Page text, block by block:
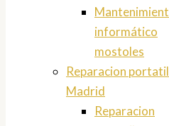
informático
mostoles
Reparacion
Madrid
Reparacion